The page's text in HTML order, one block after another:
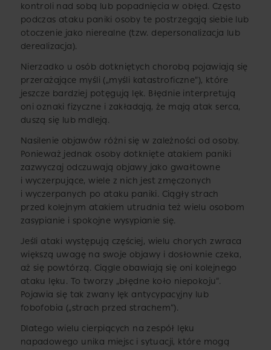
kontroli nad sobą lub popadnięcia w obłęd. Często
podczas ataku paniki osoby te postrzegają siebie lub
otoczenie jako nierealne (tzw. depersonalizacja lub
derealizacja).
Nierzadko u osób dotkniętych chorobą pojawiają się
przerażające myśli („myśli katastroficzne”), które
jeszcze bardziej potęgują lęk. Błędnie interpretują
oni oznaki fizyczne i zakładają, że mają atak serca,
duszą się lub mdleją.
Nasilenie objawów różni się w zależności od osoby.
Ponieważ jednak osoby dotknięte atakiem paniki
zazwyczaj odczuwają objawy jako gwałtowne
i wyczerpujące, wiele z nich jest zmęczonych
i wyczerpanych po ataku paniki. Ciągły strach
przed kolejnym atakiem utrudnia też wielu osobom
zasypianie i spokojne wysypianie się.
Jeśli ataki występują częściej, wielu chorych zwraca
większą uwagę na swoje objawy i dosłownie czeka,
aż się powtórzą. Ciągle obawiają się oni kolejnego
ataku lęku. To tworzy „błędne koło niepokoju”.
Pojawia się tak zwany lęk antycypacyjny lub
fobofobia („strach przed strachem”).
Dlatego wielu cierpiących na zespół lęku
napadowego unika miejsc i sytuacji, które mogą